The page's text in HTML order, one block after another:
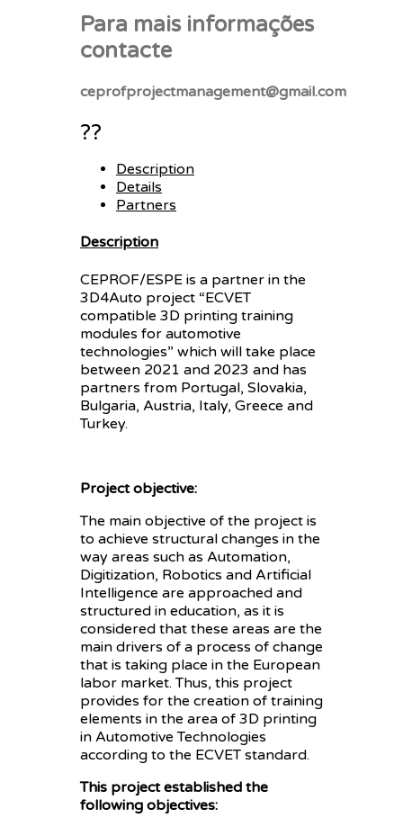
Para mais informações
contacte
ceprofprojectmanagement@gmail.com
??
Description
Details
Partners
Description
CEPROF/ESPE is a partner in the
3D4Auto project “ECVET
compatible 3D printing training
modules for automotive
technologies” which will take place
between 2021 and 2023 and has
partners from Portugal, Slovakia,
Bulgaria, Austria, Italy, Greece and
Turkey.
Project objective:
The main objective of the project is
to achieve structural changes in the
way areas such as Automation,
Digitization, Robotics and Artificial
Intelligence are approached and
structured in education, as it is
considered that these areas are the
main drivers of a process of change
that is taking place in the European
labor market. Thus, this project
provides for the creation of training
elements in the area of 3D printing
in Automotive Technologies
according to the ECVET standard.
This project established the
following objectives: